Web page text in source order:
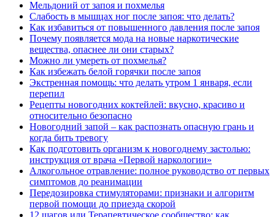
Мельдоний от запоя и похмелья
Слабость в мышцах ног после запоя: что делать?
Как избавиться от повышенного давления после запоя
Почему появляется мода на новые наркотические
вещества, опаснее ли они старых?
Можно ли умереть от похмелья?
Как избежать белой горячки после запоя
Экстренная помощь: что делать утром 1 января, если
перепил
Рецепты новогодних коктейлей: вкусно, красиво и
относительно безопасно
Новогодний запой – как распознать опасную грань и
когда бить тревогу
Как подготовить организм к новогоднему застолью:
инструкция от врача «Первой наркологии»
Алкогольное отравление: полное руководство от первых
симптомов до реанимации
Передозировка стимуляторами: признаки и алгоритм
первой помощи до приезда скорой